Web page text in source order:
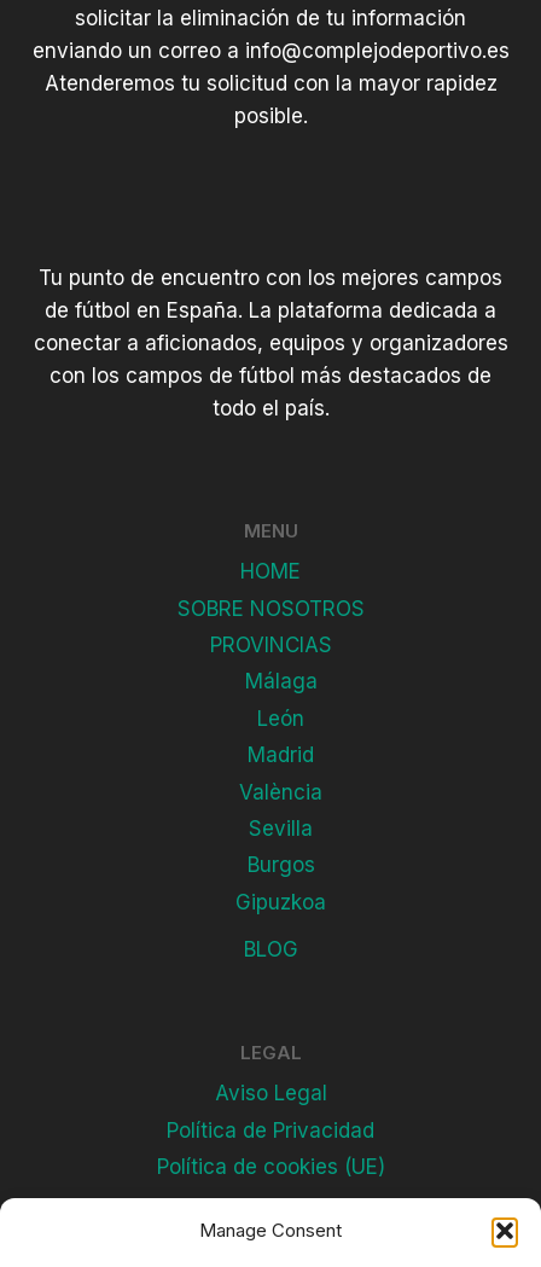
Manage Consent
solicitar la eliminación de tu información
enviando un correo a info@complejodeportivo.es
Atenderemos tu solicitud con la mayor rapidez
posible.
Tu punto de encuentro con los mejores campos
de fútbol en España. La plataforma dedicada a
conectar a aficionados, equipos y organizadores
con los campos de fútbol más destacados de
todo el país.
MENU
HOME
SOBRE NOSOTROS
PROVINCIAS
Málaga
León
Madrid
València
Sevilla
Burgos
Gipuzkoa
BLOG
LEGAL
Aviso Legal
Política de Privacidad
Política de cookies (UE)